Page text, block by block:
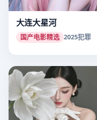
大连大星河
国产电影精选 2025犯罪